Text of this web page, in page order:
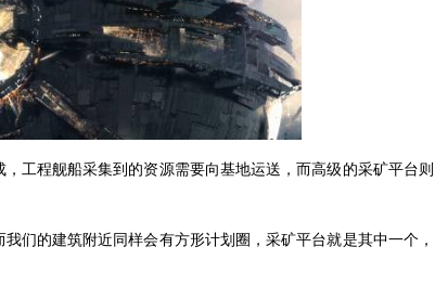
工程舰船采集到的资源需要向基地运送，而高级的采矿平台则
们的建筑附近同样会有方形计划圈，采矿平台就是其中一个，